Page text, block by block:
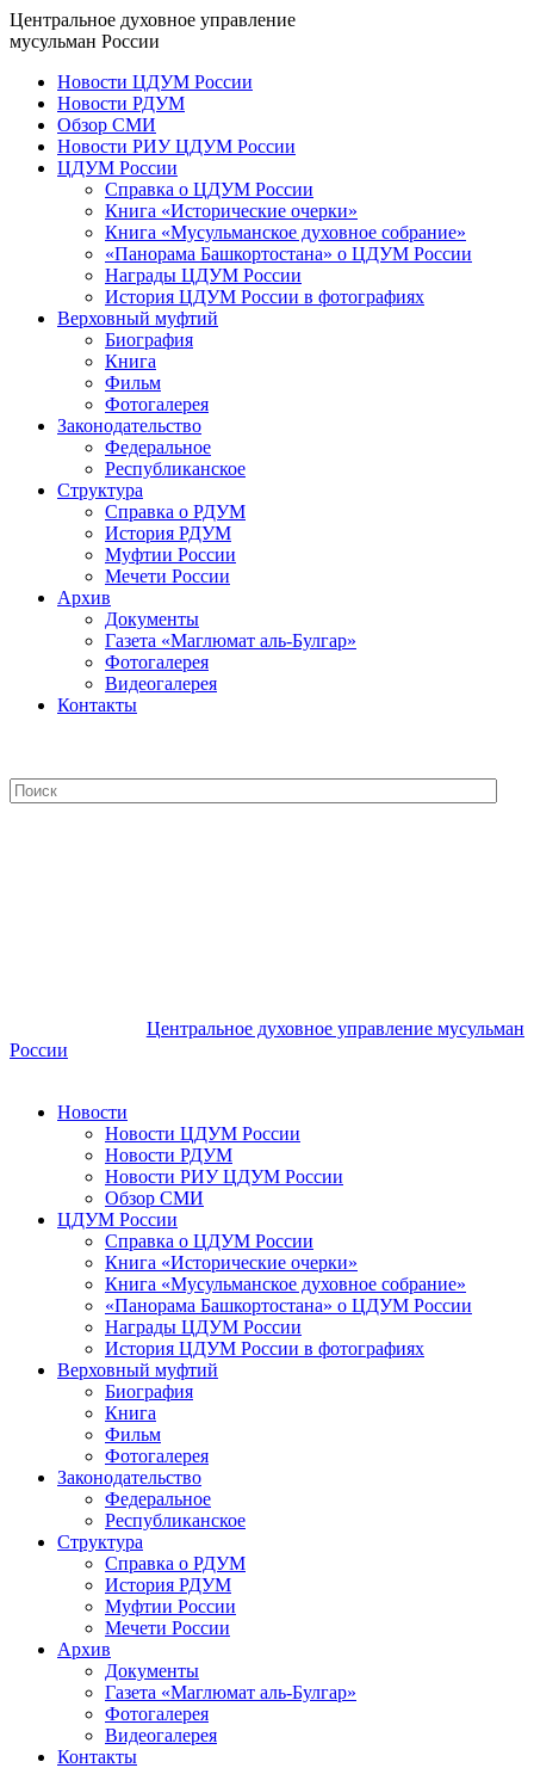
Центральное духовное управление
мусульман России
Новости ЦДУМ России
Новости РДУМ
Обзор СМИ
Новости РИУ ЦДУМ России
ЦДУМ России
Справка о ЦДУМ России
Книга «Исторические очерки»
Книга «Мусульманское духовное собрание»
«Панорама Башкортостана» о ЦДУМ России
Награды ЦДУМ России
История ЦДУМ России в фотографиях
Верховный муфтий
Биография
Книга
Фильм
Фотогалерея
Законодательство
Федеральное
Республиканское
Структура
Справка о РДУМ
История РДУМ
Муфтии России
Мечети России
Архив
Документы
Газета «Маглюмат аль-Булгар»
Фотогалерея
Видеогалерея
Контакты
Центральное духовное управление мусульман
России
Новости
Новости ЦДУМ России
Новости РДУМ
Новости РИУ ЦДУМ России
Обзор СМИ
ЦДУМ России
Справка о ЦДУМ России
Книга «Исторические очерки»
Книга «Мусульманское духовное собрание»
«Панорама Башкортостана» о ЦДУМ России
Награды ЦДУМ России
История ЦДУМ России в фотографиях
Верховный муфтий
Биография
Книга
Фильм
Фотогалерея
Законодательство
Федеральное
Республиканское
Структура
Справка о РДУМ
История РДУМ
Муфтии России
Мечети России
Архив
Документы
Газета «Маглюмат аль-Булгар»
Фотогалерея
Видеогалерея
Контакты